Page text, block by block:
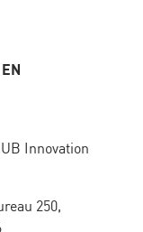
EN
Innovation
250,